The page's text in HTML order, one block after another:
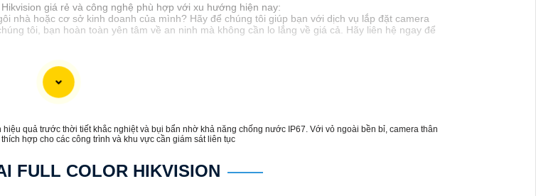
giá rẻ và công nghệ phù hợp với xu hướng hiện nay:
nhà hoặc cơ sở kinh doanh của mình? Hãy để chúng tôi giúp bạn với dịch vụ lắp đặt camera
tôi, bạn hoàn toàn yên tâm về an ninh mà không cần lo lắng về giá cả. Hãy liên hệ ngay để
quả trước thời tiết khắc nghiệt và bụi bẩn nhờ khả năng chống nước IP67. Với vỏ ngoài bền bỉ, camera thân
đảm bảo hoạt động ổn định trong mọi điều kiện, từ mưa nắng đến môi trường bụi bặm, thích hợp cho các công trình và khu vực cần giám sát liên tục
FULL COLOR HIKVISION